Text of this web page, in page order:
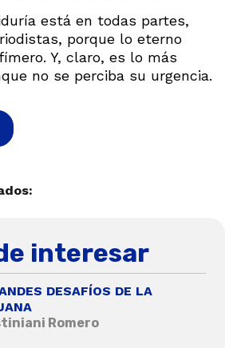
está en todas partes,
porque lo eterno
Y, claro, es lo más
no se perciba su urgencia.
interesar
DESAFÍOS DE LA
Romero